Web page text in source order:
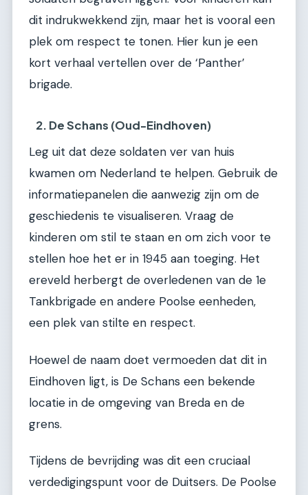
dit indrukwekkend zijn, maar het is vooral een
plek om respect te tonen. Hier kun je een
kort verhaal vertellen over de ‘Panther’
brigade.
2. De Schans (Oud-Eindhoven)
Leg uit dat deze soldaten ver van huis
kwamen om Nederland te helpen. Gebruik de
informatiepanelen die aanwezig zijn om de
geschiedenis te visualiseren. Vraag de
kinderen om stil te staan en om zich voor te
stellen hoe het er in 1945 aan toeging. Het
ereveld herbergt de overledenen van de 1e
Tankbrigade en andere Poolse eenheden,
een plek van stilte en respect.
Hoewel de naam doet vermoeden dat dit in
Eindhoven ligt, is De Schans een bekende
locatie in de omgeving van Breda en de
grens.
Tijdens de bevrijding was dit een cruciaal
verdedigingspunt voor de Duitsers. De Poolse